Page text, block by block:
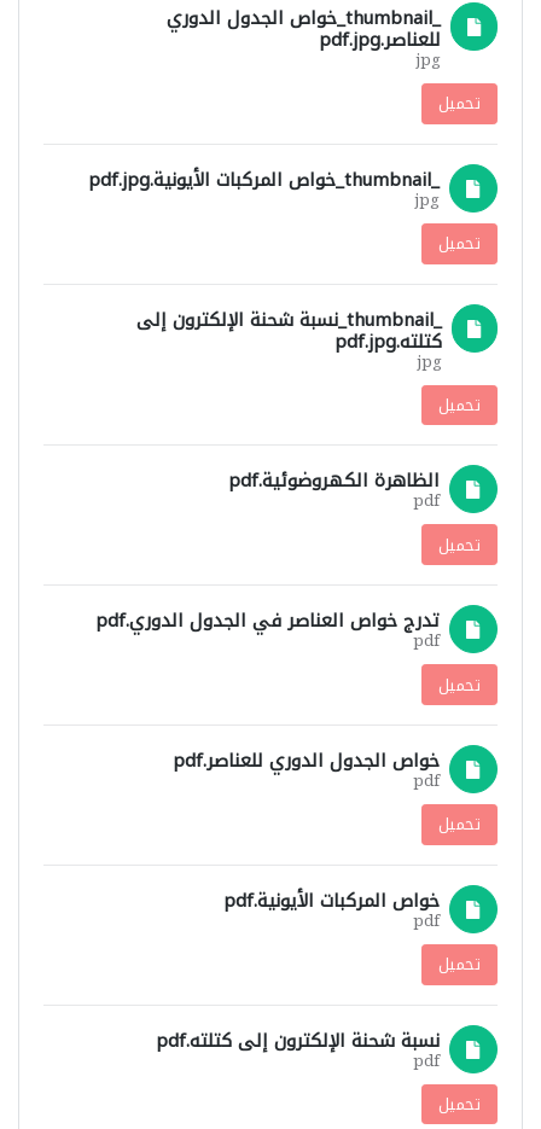
_thumbnail_خواص الجدول الدوري
للعناصر.pdf.jpg
jpg
تحميل
_thumbnail_خواص المركبات الأيونية.pdf.jpg
jpg
تحميل
_thumbnail_نسبة شحنة الإلكترون إلى
كتلته.pdf.jpg
jpg
تحميل
الظاهرة الكهروضوئية.pdf
pdf
تحميل
تدرج خواص العناصر في الجدول الدوري.pdf
pdf
تحميل
خواص الجدول الدوري للعناصر.pdf
pdf
تحميل
خواص المركبات الأيونية.pdf
pdf
تحميل
نسبة شحنة الإلكترون إلى كتلته.pdf
pdf
تحميل